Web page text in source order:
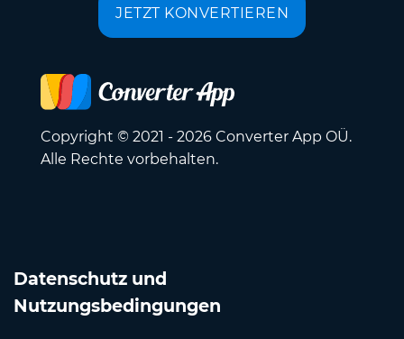
JETZT KONVERTIEREN
Copyright © 2021 - 2026 Converter App OÜ.
Alle Rechte vorbehalten.
Datenschutz und
Nutzungsbedingungen